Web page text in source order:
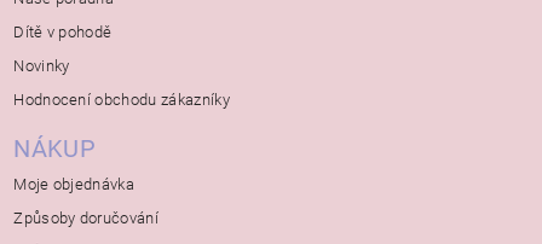
Dítě v pohodě
Novinky
Hodnocení obchodu zákazníky
NÁKUP
Moje objednávka
Způsoby doručování